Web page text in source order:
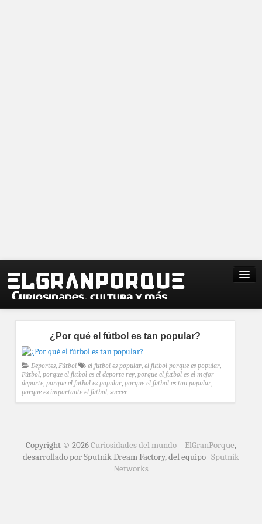
¿Por qué el fútbol es tan popular?
Deportes, Fútbol el futbol es popular, el futbol porque es popular,
Fútbol, porque el futbol es el deporte rey, porque el futbol es el mejor
deporte, porque el futbol es popular, porque el futbol es tan popular,
porque es importante el futbol, soccer
Copyright © 2026Curiosidades del mundo – ElGranPorque,
desarrollado por Sputnik Dream Factory, del equipo Sputnik
Networks